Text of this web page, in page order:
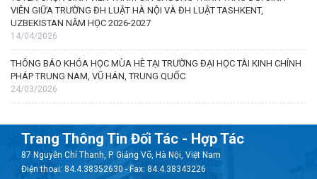
VIÊN GIỮA TRƯỜNG ĐH LUẬT HÀ NỘI VÀ ĐH LUẬT TASHKENT,
UZBEKISTAN NĂM HỌC 2026-2027
14/04/2026
THÔNG BÁO KHÓA HỌC MÙA HÈ TẠI TRƯỜNG ĐẠI HỌC TÀI KINH CHÍNH
PHÁP TRUNG NAM, VŨ HÁN, TRUNG QUỐC
24/03/2026
Trang Thông Tin Đối Tác - Hợp Tác
87 Nguyễn Chí Thanh, P. Giảng Võ, Hà Nội, Việt Nam
Điện thoại: 84.4.38352630 - Fax: 84.4.38343226